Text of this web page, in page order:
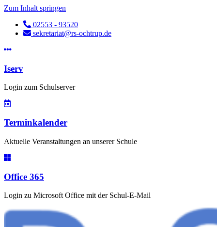
Zum Inhalt springen
02553 - 93520
sekretariat@rs-ochtrup.de
Iserv
Login zum Schulserver
Terminkalender
Aktuelle Veranstaltungen an unserer Schule
Office 365
Login zu Microsoft Office mit der Schul-E-Mail